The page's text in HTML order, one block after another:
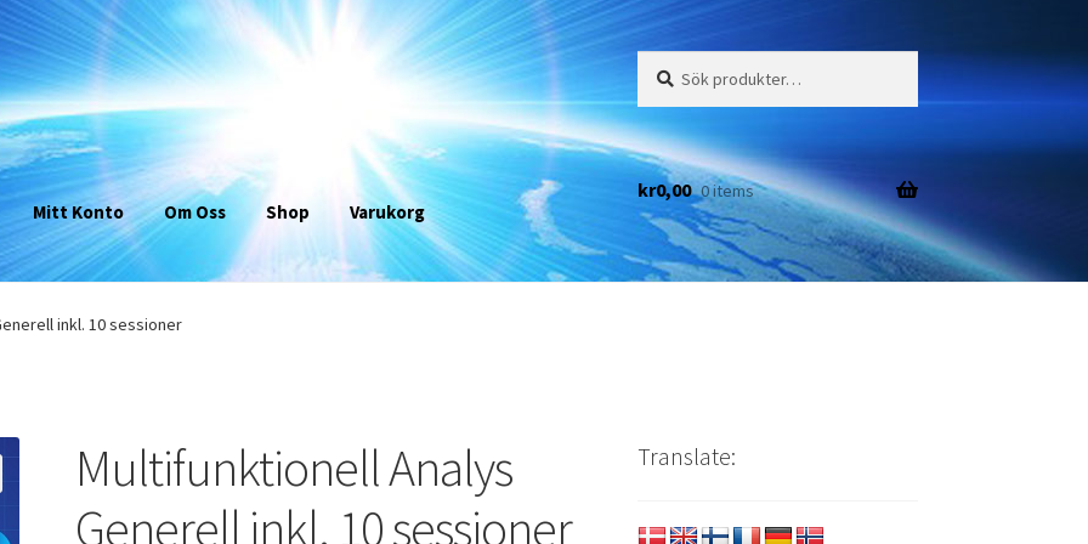
efter:
Mitt Konto Om Oss Shop Varukorg
kr0,00 0 items
inkl. 10 sessioner
Multifunktionell Analys
Generell inkl. 10 sessioner
Translate: